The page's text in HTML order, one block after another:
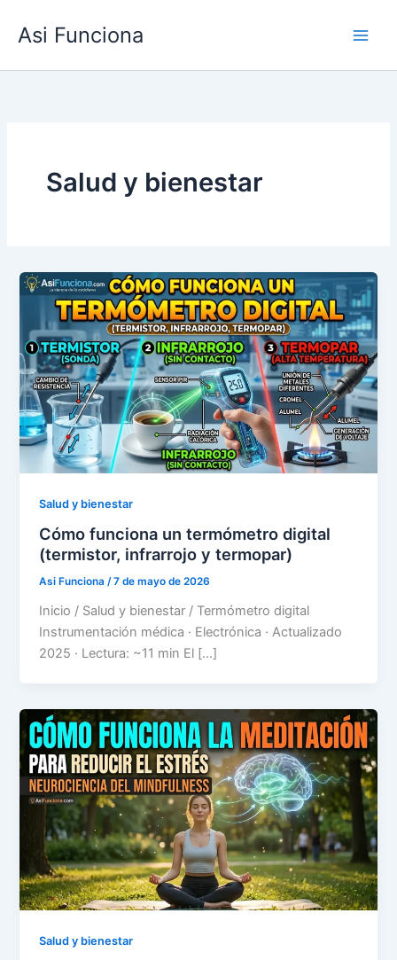
Asi Funciona
Salud y bienestar
Salud y bienestar
Cómo funciona un termómetro digital
(termistor, infrarrojo y termopar)
Asi Funciona/7 de mayo de 2026
Inicio / Salud y bienestar / Termómetro digital
Instrumentación médica · Electrónica · Actualizado
2025 · Lectura: ~11 min El […]
Salud y bienestar